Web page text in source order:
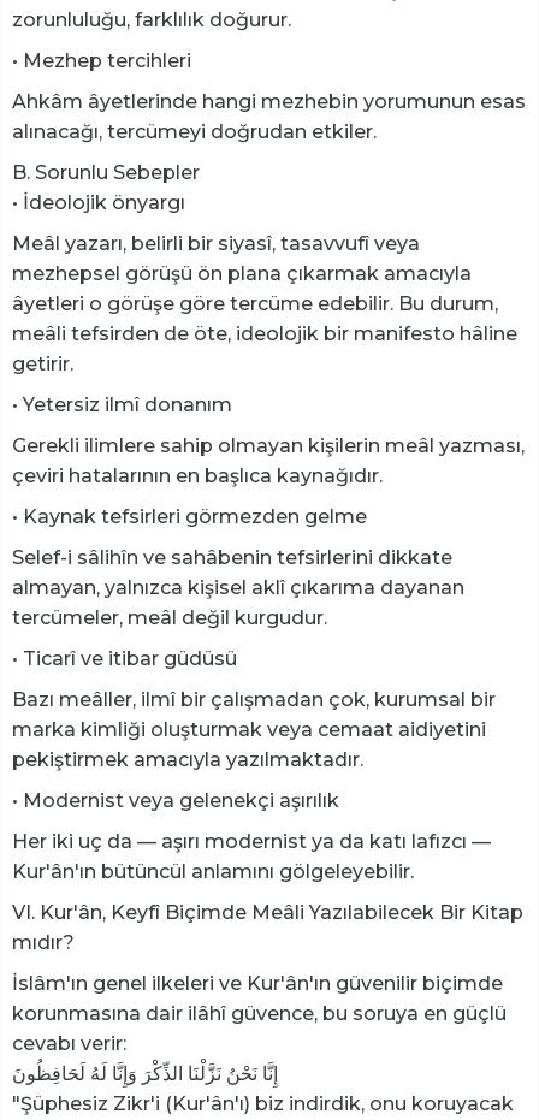
zorunluluğu, farklılık doğurur.
• Mezhep tercihleri
Ahkâm âyetlerinde hangi mezhebin yorumunun esas
alınacağı, tercümeyi doğrudan etkiler.
B. Sorunlu Sebepler
• İdeolojik önyargı
Meâl yazarı, belirli bir siyasî, tasavvufî veya
mezhepsel görüşü ön plana çıkarmak amacıyla
âyetleri o görüşe göre tercüme edebilir. Bu durum,
meâli tefsirden de öte, ideolojik bir manifesto hâline
getirir.
• Yetersiz ilmî donanım
Gerekli ilimlere sahip olmayan kişilerin meâl yazması,
çeviri hatalarının en başlıca kaynağıdır.
• Kaynak tefsirleri görmezden gelme
Selef-i sâlihîn ve sahâbenin tefsirlerini dikkate
almayan, yalnızca kişisel aklî çıkarıma dayanan
tercümeler, meâl değil kurgudur.
• Ticarî ve itibar güdüsü
Bazı meâller, ilmî bir çalışmadan çok, kurumsal bir
marka kimliği oluşturmak veya cemaat aidiyetini
pekiştirmek amacıyla yazılmaktadır.
• Modernist veya gelenekçi aşırılık
Her iki uç da — aşırı modernist ya da katı lafızcı —
Kur'ân'ın bütüncül anlamını gölgeleyebilir.
VI. Kur'ân, Keyfî Biçimde Meâli Yazılabilecek Bir Kitap
mıdır?
İslâm'ın genel ilkeleri ve Kur'ân'ın güvenilir biçimde
korunmasına dair ilâhî güvence, bu soruya en güçlü
cevabı verir:
إِنَّا نَحْنُ نَزَّلْنَا الذِّكْرَ وَإِنَّا لَهُ لَحَافِظُونَ
"Şüphesiz Zikr'i (Kur'ân'ı) biz indirdik, onu koruyacak